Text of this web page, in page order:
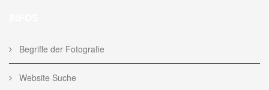
Begriffe der Fotografie
Website Suche